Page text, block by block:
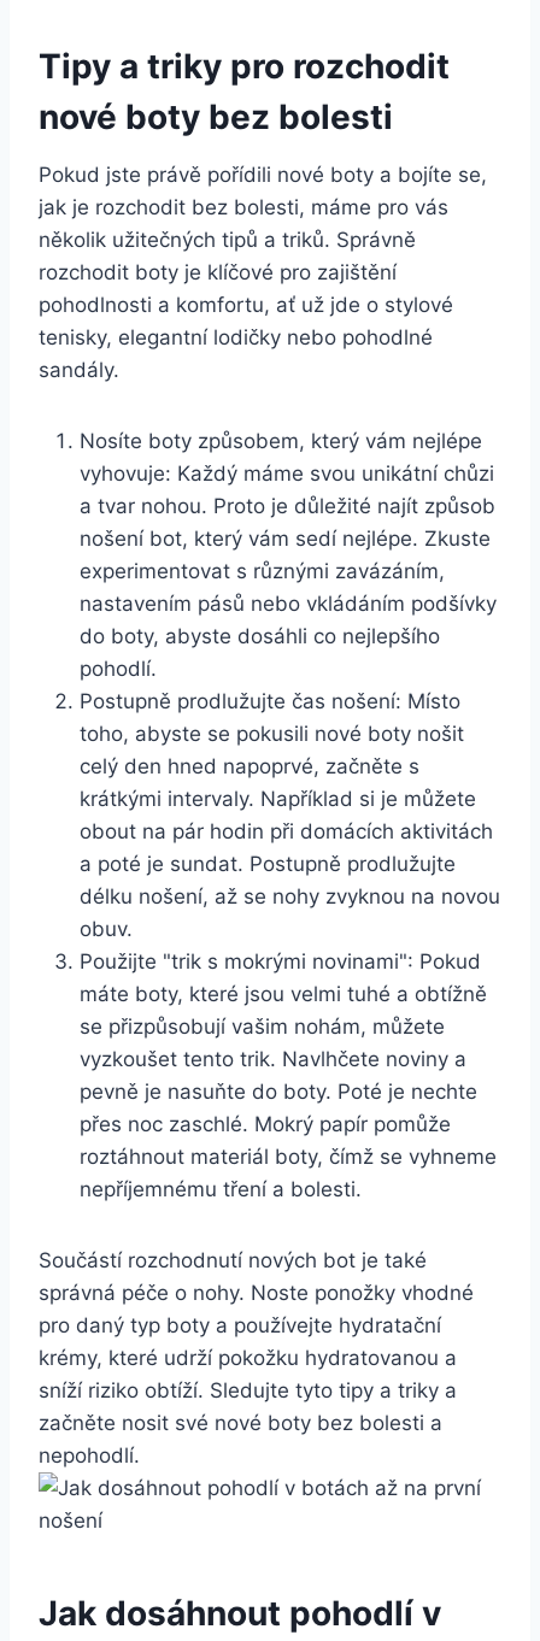
Tipy a triky pro rozchodit
nové boty bez bolesti
Pokud jste právě pořídili nové boty a bojíte se,
jak ‌je rozchodit bez bolesti, máme pro vás
několik užitečných⁢ tipů⁤ a‍ triků. Správně
rozchodit boty je klíčové pro ⁤zajištění
pohodlnosti a komfortu, ať už jde o stylové​
tenisky, ⁤elegantní lodičky ⁢nebo pohodlné
sandály.
Nosíte boty způsobem, který vám nejlépe​
vyhovuje: ⁢Každý máme svou unikátní​ chůzi
a ‍tvar nohou. Proto je důležité najít způsob
‌nošení bot, ⁣který vám sedí‍ nejlépe. ​Zkuste
experimentovat s různými zavázáním,
nastavením pásů nebo vkládáním podšívky
do boty, abyste dosáhli co nejlepšího
pohodlí.
Postupně prodlužujte čas nošení:⁣ Místo
toho, abyste se pokusili nové boty nošit
celý den hned napoprvé,⁣ začněte s
krátkými intervaly. Například si je můžete
obout na pár hodin při domácích aktivitách⁢
a poté je sundat. Postupně prodlužujte
délku nošení, až se nohy zvyknou na novou
obuv.
Použijte "trik s ⁤mokrými novinami": Pokud‍
máte⁢ boty, které jsou velmi tuhé a obtížně
se přizpůsobují vašim nohám, můžete
vyzkoušet ⁤tento trik. Navlhčete noviny a
pevně je nasuňte‍ do boty. Poté je nechte
přes noc zaschlé. ​Mokrý papír pomůže
roztáhnout materiál boty, čímž se vyhneme
nepříjemnému⁣ tření a bolesti.
Součástí rozchodnutí nových bot ‌je také
správná péče o nohy.⁣ Noste ⁣ponožky vhodné
pro daný typ boty a používejte hydratační‌
krémy, které udrží pokožku⁤ hydratovanou ​a
sníží riziko‌ obtíží. Sledujte tyto tipy a triky a
začněte nosit své nové boty bez ​bolesti a
nepohodlí.
Jak dosáhnout pohodlí ⁣v